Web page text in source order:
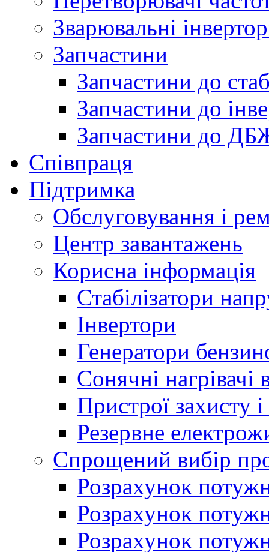
Зварювальні
Запчастини
Запчастини до
Запчастини до
Запчастини до
Співпраця
Підтримка
Обслуговування і
Центр завантажень
Корисна інформація
Стабілізатори
Інвертори
Генератори
Сонячні нагрівачі
Пристрої захисту і
Резервне
Спрощений вибір
Розрахунок
Розрахунок
Розрахунок